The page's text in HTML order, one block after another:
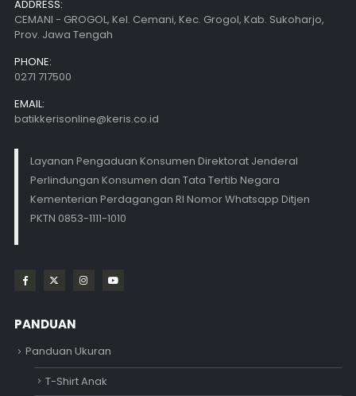
ADDRESS:
CEMANI - GROGOL, Kel. Cemani, Kec. Grogol, Kab. Sukoharjo,
Prov. Jawa Tengah
PHONE:
0271 717500
EMAIL:
batikkerisonline@keris.co.id
Layanan Pengaduan Konsumen Direktorat Jenderal
Perlindungan Konsumen dan Tata Tertib Negara
Kementerian Perdagangan RI Nomor Whatsapp Ditjen
PKTN 0853-1111-1010
PANDUAN
Panduan Ukuran
T-Shirt Anak